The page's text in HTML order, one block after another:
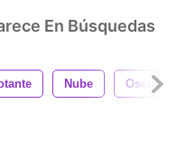
En Búsquedas
Nube Oscuro